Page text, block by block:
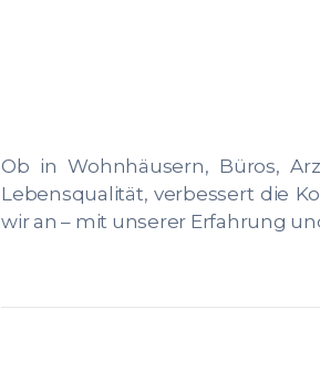
Ob in Wohnhäusern, Büros,
Lebensqualität, verbessert die
wir an – mit unserer Erfahrung